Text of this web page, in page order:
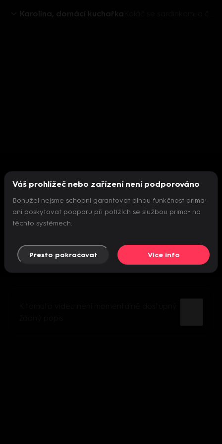
Karolína, domácí kuchařka
Nepodařilo se inicializovat přehrávač
Váš prohlížeč nebo zařízení není podporováno
Bohužel nejsme schopni garantovat plnou funkčnost prima+
ani poskytovat podporu při potížích se službou prima+ na
těchto systémech.
Přesto pokračovat Více info